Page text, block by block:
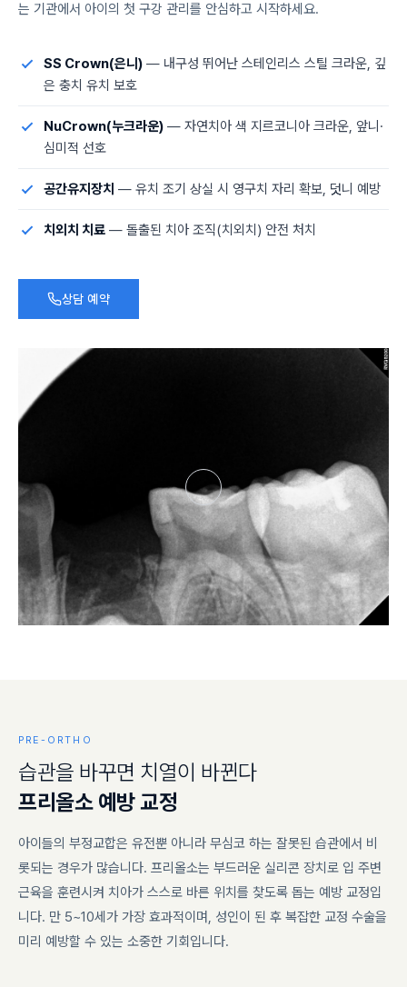
는 기관에서 아이의 첫 구강 관리를 안심하고 시작하세요.
SS Crown(은니) — 내구성 뛰어난 스테인리스 스틸 크라운, 깊
은 충치 유치 보호
NuCrown(누크라운) — 자연치아 색 지르코니아 크라운, 앞니·
심미적 선호
공간유지장치 — 유치 조기 상실 시 영구치 자리 확보, 덧니 예방
치외치 치료 — 돌출된 치아 조직(치외치) 안전 처치
상담 예약
PRE-ORTHO
습관을 바꾸면 치 열이 바뀐다
프리올소 예 방교정
아이들의 부정교합은 유전뿐 아니라 무심코 하는 잘못된 습관에서 비
롯되는 경우가 많습니다. 프리올소는 부드러운 실리콘 장치로 입 주변
근육을 훈련시켜 치아가 스스로 바른 위치를 찾도록 돕는 예방 교정입
니다. 만 5~10세가 가장 효과적이며, 성인이 된 후 복잡한 교정 수술을
미리 예방할 수 있는 소중한 기회입니다.